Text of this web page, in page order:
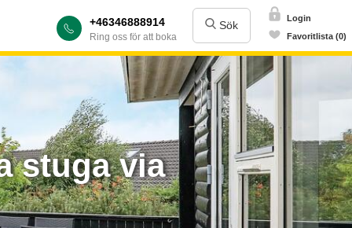
+46346888914
Ring oss för att boka
Sök
Login
Favoritlista (0)
stuga via